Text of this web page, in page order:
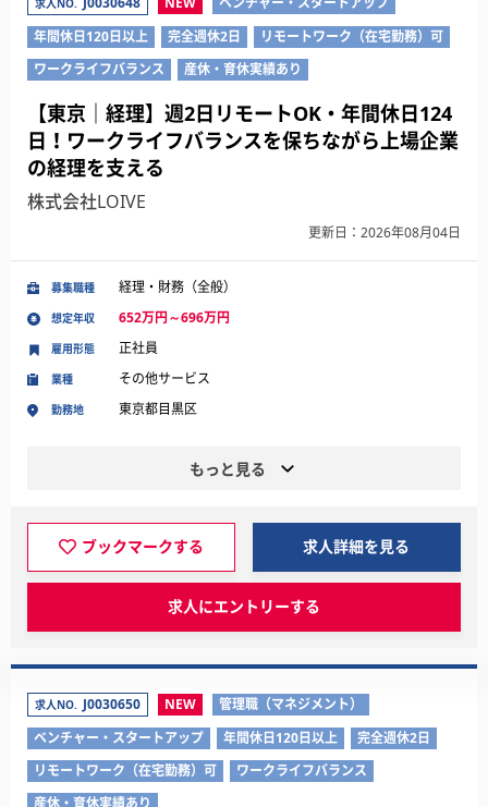
求人NO.
年間休日120日以上
完全週休2日
リモートワーク（在宅勤務）可
ワークライフバランス
産休・育休実績あり
【東京｜経理】週2日リモートOK・年間休日124
日！ワークライフバランスを保ちながら上場企業
の経理を支える
株式会社LOIVE
更新日：2026年08月04日
募集職種 経理・財務（全般）
想定年収 652万円～696万円
業種 その他サービス
勤務地 東京都目黒区
雇用形態 正社員
もっと見る
ブックマークする 求人詳細を見る
求人にエントリーする
求人NO. J0030650 NEW
管理職（マネジメント）
ベンチャー・スタートアップ
年間休日120日以上
完全週休2日
リモートワーク（在宅勤務）可
ワークライフバランス
産休・育休実績あり